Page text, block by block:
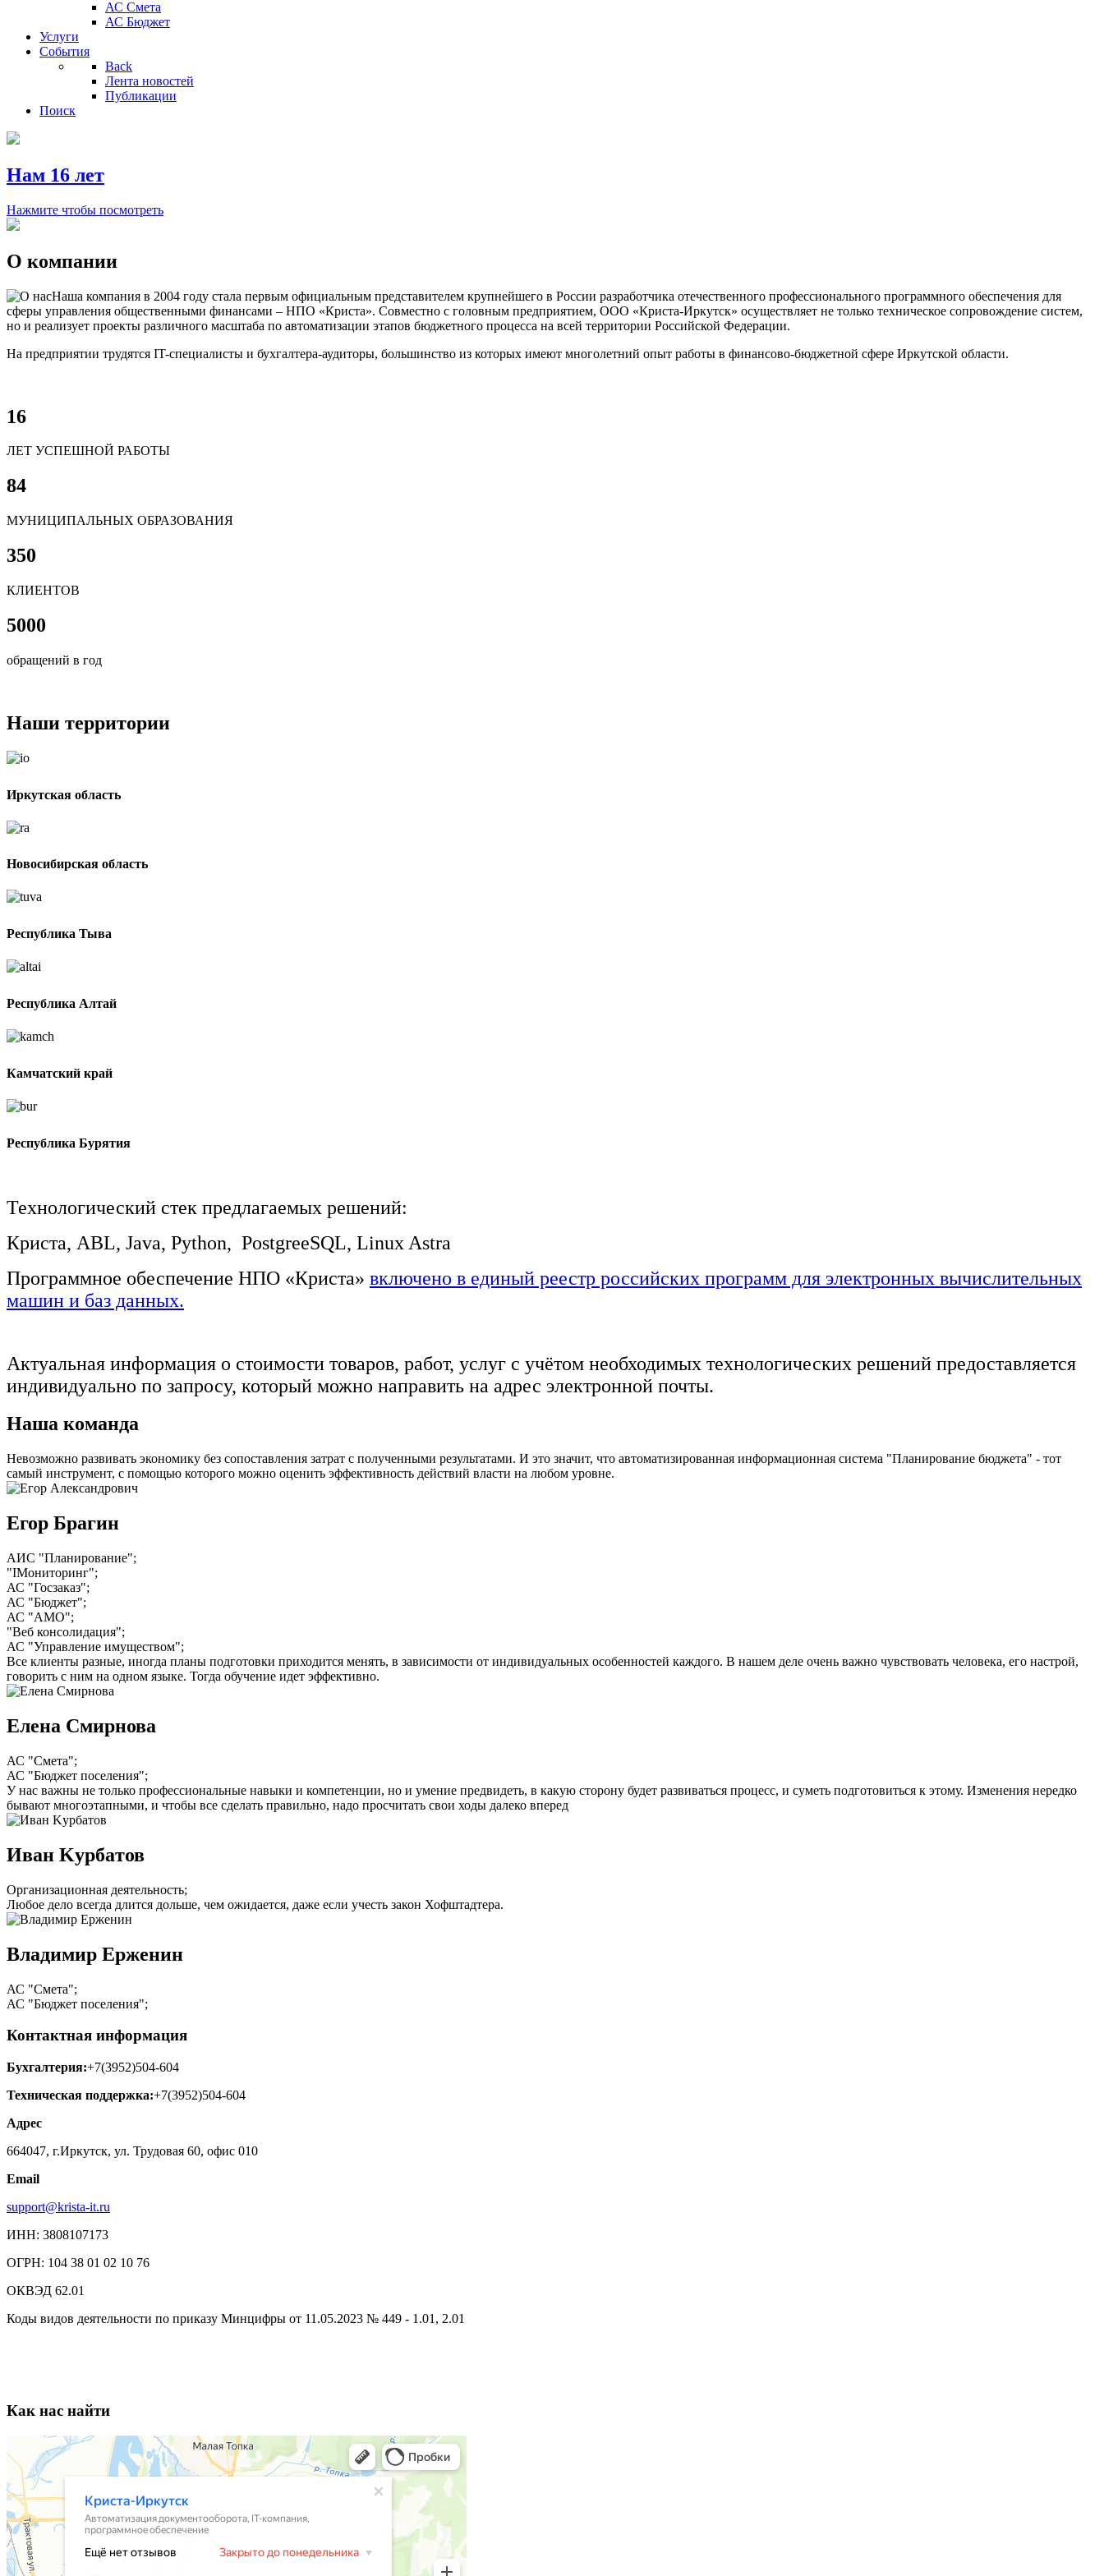
АС Смета
АС Бюджет
Услуги
События
Back
Лента новостей
Публикации
Поиск
Нам 16 лет
Нажмите чтобы посмотреть
О компании
Наша компания в 2004 году стала первым официальным представителем крупнейшего в России разработчика отечественного профессионального программного обеспечения для
сферы управления общественными финансами – НПО «Криста». Совместно с головным предприятием, ООО «Криста-Иркутск» осуществляет не только техническое сопровождение систем,
но и реализует проекты различного масштаба по автоматизации этапов бюджетного процесса на всей территории Российской Федерации.
На предприятии трудятся IT-специалисты и бухгалтера-аудиторы, большинство из которых имеют многолетний опыт работы в финансово-бюджетной сфере Иркутской области.
16
ЛЕТ УСПЕШНОЙ РАБОТЫ
84
МУНИЦИПАЛЬНЫХ ОБРАЗОВАНИЯ
350
КЛИЕНТОВ
5000
обращений в год
Наши территории
Иркутская область
Новосибирская область
Республика Тыва
Республика Алтай
Камчатский край
Республика Бурятия
Технологический стек предлагаемых решений:
Криста, ABL, Java, Python, PostgreeSQL, Linux Astra
Программное обеспечение НПО «Криста» включено в единый реестр российских программ для электронных вычислительных
машин и баз данных.
Актуальная информация о стоимости товаров, работ, услуг с учётом необходимых технологических решений предоставляется
индивидуально по запросу, который можно направить на адрес электронной почты.
Наша команда
Невозможно развивать экономику без сопоставления затрат с полученными результатами. И это значит, что автоматизированная информационная система "Планирование бюджета" - тот
самый инструмент, с помощью которого можно оценить эффективность действий власти на любом уровне.
Егор Брагин
АИС "Планирование";
"IМониторинг";
АС "Госзаказ";
АС "Бюджет";
АС "АМО";
"Веб консолидация";
АС "Управление имуществом";
Все клиенты разные, иногда планы подготовки приходится менять, в зависимости от индивидуальных особенностей каждого. В нашем деле очень важно чувствовать человека, его настрой,
говорить с ним на одном языке. Тогда обучение идет эффективно.
Елена Смирнова
АС "Смета";
АС "Бюджет поселения";
У нас важны не только профессиональные навыки и компетенции, но и умение предвидеть, в какую сторону будет развиваться процесс, и суметь подготовиться к этому. Изменения нередко
бывают многоэтапными, и чтобы все сделать правильно, надо просчитать свои ходы далеко вперед
Иван Kурбaтов
Организационная деятельность;
Любое дело всегда длится дольше, чем ожидается, даже если учесть закон Хофштадтера.
Владимир Ерженин
АС "Смета";
АС "Бюджет поселения";
Контактная информация
Бухгалтерия:+7(3952)504-604
Техническая поддержка:+7(3952)504-604
Адрес
664047, г.Иркутск, ул. Трудовая 60, офис 010
Email
support@krista-it.ru
ИНН: 3808107173
ОГРН: 104 38 01 02 10 76
ОКВЭД 62.01
Коды видов деятельности по приказу Минцифры от 11.05.2023 № 449 - 1.01, 2.01
Как нас найти